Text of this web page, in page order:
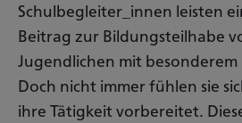
Schulbegleiter_innen leisten
Beitrag zur Bildungsteilhabe
Jugendlichen mit
Doch nicht immer fühlen sie
ihre Tätigkeit vorbereitet.